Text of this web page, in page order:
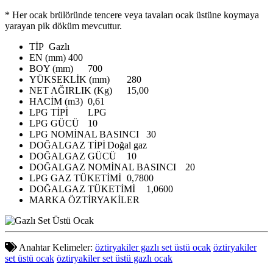
* Her ocak brülöründe tencere veya tavaları ocak üstüne koymaya
yarayan pik döküm mevcuttur.
TİP Gazlı
EN (mm) 400
BOY (mm)
700
YÜKSEKLİK (mm)
280
NET AĞIRLIK (Kg)
15,00
HACİM (m3) 0,61
LPG TİPİ
LPG
LPG GÜCÜ
10
LPG NOMİNAL BASINCI
30
DOĞALGAZ TİPİDoğal gaz
DOĞALGAZ GÜCÜ
10
DOĞALGAZ NOMİNAL BASINCI
20
LPG GAZ TÜKETİMİ 0,7800
DOĞALGAZ TÜKETİMİ
1,0600
MARKA ÖZTİRYAKİLER
Anahtar Kelimeler: öztiryakiler gazlı set üstü ocak öztiryakiler
set üstü ocak öztiryakiler set üstü gazlı ocak